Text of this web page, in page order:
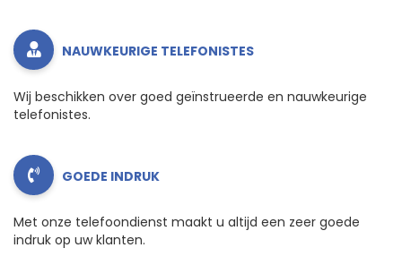
NAUWKEURIGE TELEFONISTES
Wij beschikken over goed geïnstrueerde en nauwkeurige
telefonistes.
GOEDE INDRUK
Met onze telefoondienst maakt u altijd een zeer goede
indruk op uw klanten.